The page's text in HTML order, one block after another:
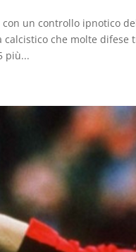
un controllo ipnotico
calcistico che molte
più...